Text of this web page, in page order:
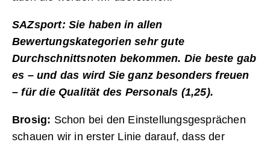
SAZsport: Sie haben in allen
Bewertungskategorien sehr gute
Durchschnittsnoten bekommen. Die beste gab
es – und das wird Sie ganz besonders freuen
– für die Qualität des Personals (1,25).
Brosig: Schon bei den Einstellungsgesprächen
schauen wir in erster Linie darauf, dass der